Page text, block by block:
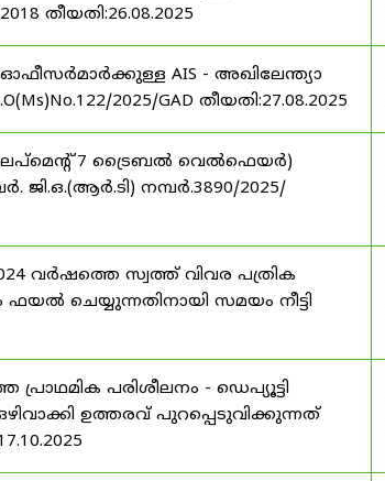
തീയതി:26.08.2025
AIS - അഖിലേന്ത്യാ
2025/GAD തീയതി:27.08.2025
7 ട്രൈബൽ വെൽഫെയർ)
നമ്പർ.3890/2025/
വർഷത്തെ സ്വത്ത് വിവര പത്രിക
ചെയ്യുന്നതിനായി സമയം നീട്ടി
പരിശീലനം - ഡെപ്യൂട്ടി
ഉത്തരവ് പുറപ്പെടുവിക്കുന്നത്